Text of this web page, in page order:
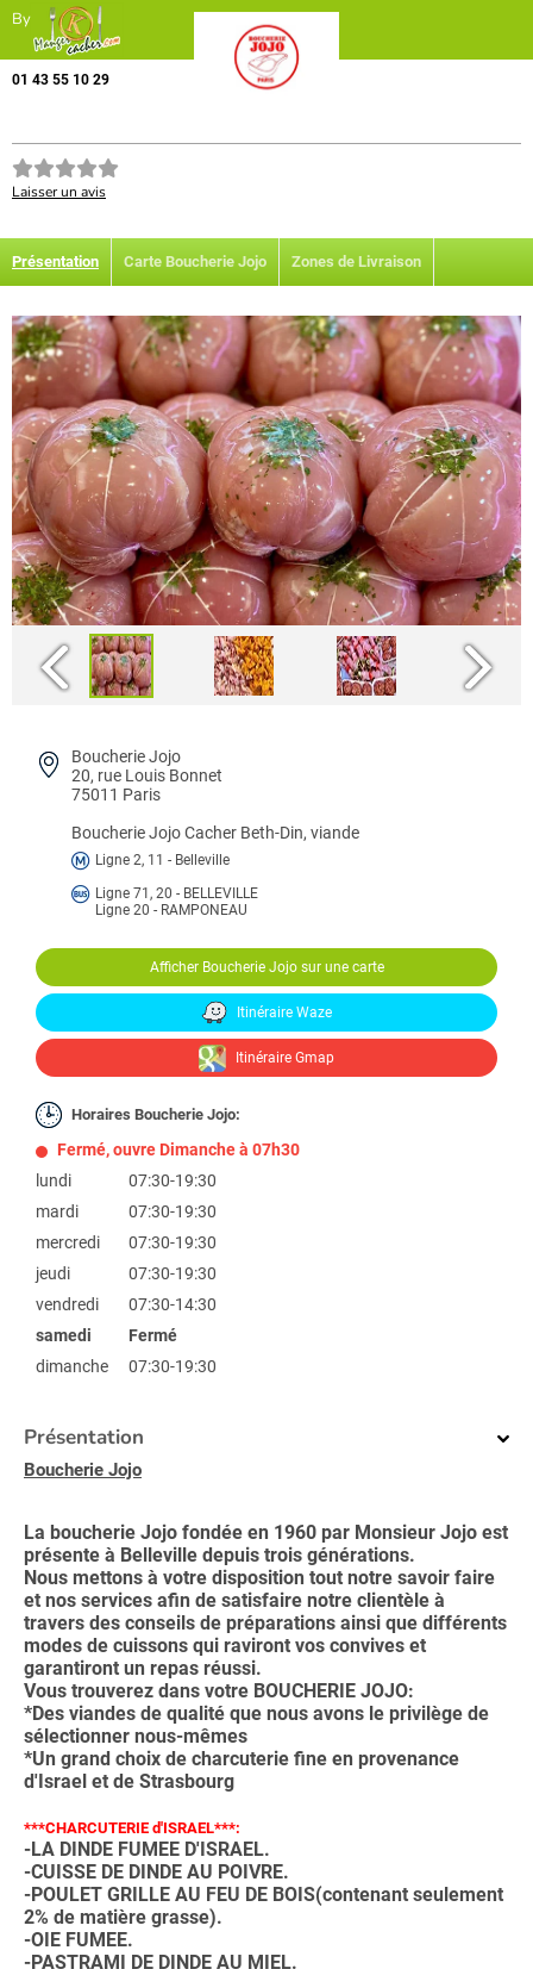
By
01 43 55 10 29
Laisser un avis
Présentation Carte Boucherie Jojo Zones de Livraison
Boucherie Jojo
20, rue Louis Bonnet
75011 Paris
Boucherie JojoCacher Beth-Din, viande
Ligne 2, 11 - Belleville
Ligne 71, 20 - BELLEVILLE
Ligne 20 - RAMPONEAU
Afficher Boucherie Jojo sur une carte
Itinéraire Waze
Itinéraire Gmap
Horaires Boucherie Jojo:
Fermé, ouvre Dimanche à 07h30
lundi
07:30-19:30
mardi
07:30-19:30
mercredi
07:30-19:30
jeudi
07:30-19:30
vendredi
07:30-14:30
samedi
Fermé
dimanche
07:30-19:30
Présentation
Boucherie Jojo
La boucherie Jojo fondée en 1960 par Monsieur Jojo est
présente à Belleville depuis trois générations.
Nous mettons à votre disposition tout notre savoir faire
et nos services afin de satisfaire notre clientèle à
travers des conseils de préparations ainsi que différents
modes de cuissons qui raviront vos convives et
garantiront un repas réussi.
Vous trouverez dans votre BOUCHERIE JOJO:
*Des viandes de qualité que nous avons le privilège de
sélectionner nous-mêmes
*Un grand choix de charcuterie fine en provenance
d'Israel et de Strasbourg
***CHARCUTERIE d'ISRAEL***:
-LA DINDE FUMEE D'ISRAEL.
-CUISSE DE DINDE AU POIVRE.
-POULET GRILLE AU FEU DE BOIS(contenant seulement
2% de matière grasse).
-OIE FUMEE.
-PASTRAMI DE DINDE AU MIEL.